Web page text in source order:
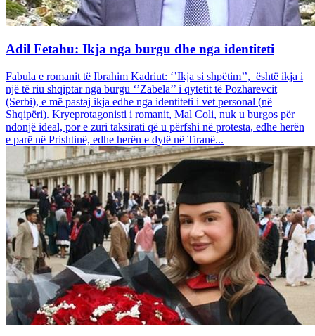
Adil Fetahu: Ikja nga burgu dhe nga identiteti
Fabula e romanit të Ibrahim Kadriut: ‘’Ikja si shpëtim’’, është ikja i
një të riu shqiptar nga burgu ‘’Zabela’’ i qytetit të Pozharevcit
(Serbi), e më pastaj ikja edhe nga identiteti i vet personal (në
Shqipëri). Kryeprotagonisti i romanit, Mal Coli, nuk u burgos për
ndonjë ideal, por e zuri taksirati që u përfshi në protesta, edhe herën
e parë në Prishtinë, edhe herën e dytë në Tiranë...